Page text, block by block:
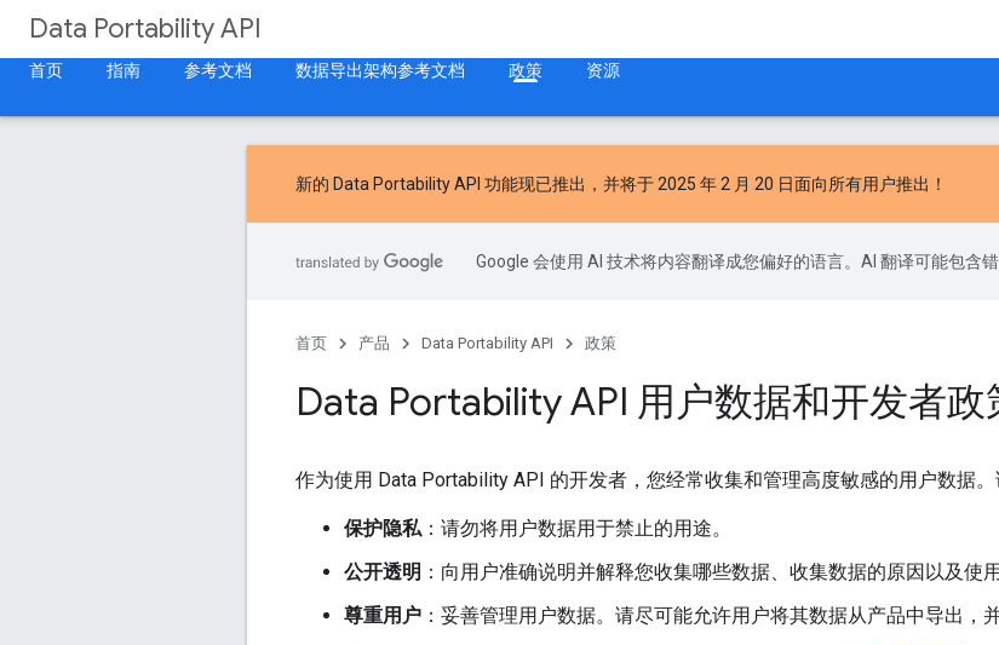
Data Portability API
首页
指南 参考文档 数据导出架构参考文档 政策 资源
新的 Data Portability API 功能现已推出，并将于 2025 年 2 月 20 日面向所有用户推出！
Google 会使用 AI 技术将内容翻译成您偏好的语言。AI 翻译可能包含错
首页 产品 Data Portability API 政策
Data Portability API 用户数据和开发者政
作为使用 Data Portability API 的开发者，您经常收集和管理高度敏感的用户数据
保护隐私：请勿将用户数据用于禁止的用途。
公开透明 ：向用户准确说明并解释您收集哪些数据、收集数据的原因以及使
尊重用户 ：妥善管理用户数据。请尽可能允许用户将其数据从产品中导出，